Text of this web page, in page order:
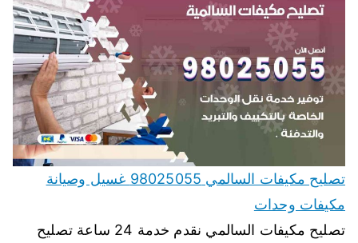
تصليح مكيفات السالمي 98025055 غسيل وصيانة
مكيفات وحدات
تصليح مكيفات السالمي نقدم خدمة 24 ساعة تصليح